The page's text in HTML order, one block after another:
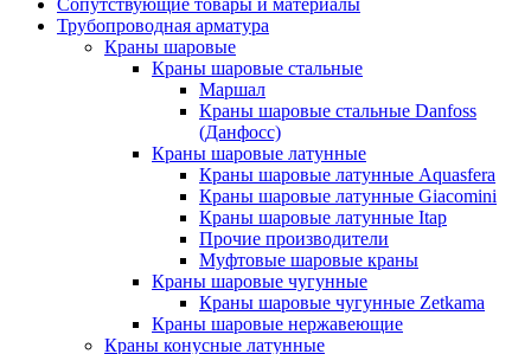
Сопутствующие товары и материалы
Трубопроводная арматура
Краны шаровые
Краны шаровые стальные
Маршал
Краны шаровые стальные Danfoss
(Данфосс)
Краны шаровые латунные
Краны шаровые латунные Aquasfera
Краны шаровые латунные Giacomini
Краны шаровые латунные Itap
Прочие производители
Муфтовые шаровые краны
Краны шаровые чугунные
Краны шаровые чугунные Zetkama
Краны шаровые нержавеющие
Краны конусные латунные